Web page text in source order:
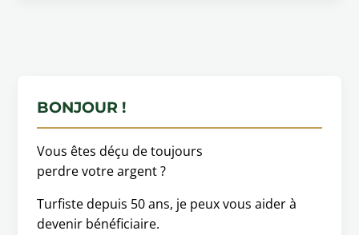
BONJOUR !
Vous êtes déçu de toujours
perdre votre argent ?
Turfiste depuis 50 ans, je peux vous aider à
devenir bénéficiaire.